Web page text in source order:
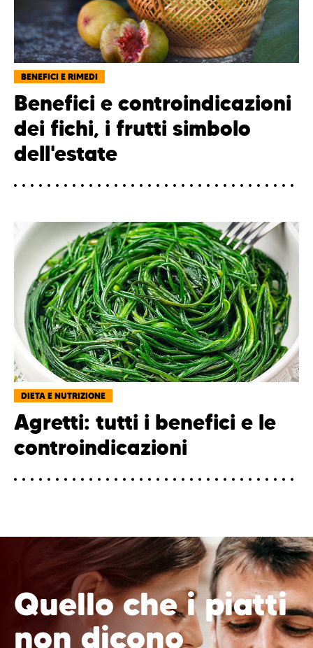
BENEFICI E RIMEDI
Benefici e controindicazioni
dei fichi, i frutti simbolo
dell'estate
DIETA E NUTRIZIONE
Agretti: tutti i benefici e le
controindicazioni
Quello che i piatti
non dicono